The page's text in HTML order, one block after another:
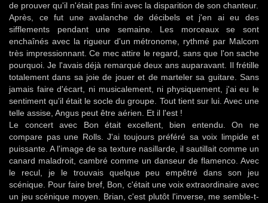
de prouver qu'il n'était pas fini avec la disparition de son chanteur.
Après, ce fut une avalanche de décibels et j'en ai eu des
sifflements pendant une semaine. Les morceaux se sont
enchaînés avec la rigueur d'un métronome, rythmé par Malcom
très impressionnant. Ce mec attire le regard, sans que l'on sache
pourquoi. Je l'avais déjà remarqué deux ans auparavant. Il frétille
totalement dans sa joie de jouer et de marteler sa guitare. Sans
jamais faire d'écart, ni musicalement, ni physiquement, j'ai eu le
sentiment qu'il était le socle du groupe. Tout tient sur lui. Avec une
telle assise, Angus peut être aérien. Et il l'est !
Le concert avec Bon était excellent, bien entendu. On ne
compare pas une Rolls. J'ai toujours préféré sa voix limpide et
puissante. A l'image de sa texture nasillarde, il sautillait comme un
canard maladroit, cambré comme un danseur de flamenco. Avec
le recul, je le trouvais quelque peu empêtré dans son jeu
scénique. Pour faire bref, Bon, c'était une voix extraordinaire avec
un jeu scénique moyen. Brian, c'est plutôt l'inverse, me semble-t-